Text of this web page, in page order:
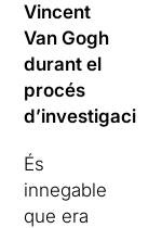
Vincent
Van Gogh
durant el
procés
d’investigació?
És
innegable
que era